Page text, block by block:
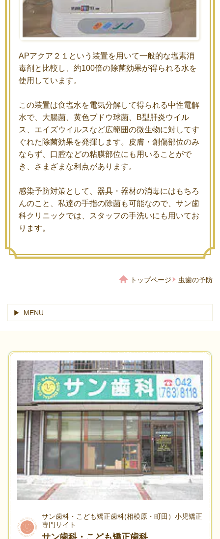
APアクア２１という装置を用いて一般的な塩素消
毒剤と比較し、約100倍の除菌効果が得られる水を
使用しています。
この装置は食塩水を電気分解して得られる中性電解
水で、大腸菌、黄色ブドウ球菌、B型肝炎ウイル
ス、エイズウイルスなど広範囲の微生物に対してす
ぐれた除菌効果を発揮します。皮膚・創傷部位のみ
ならず、口腔などの粘膜部位にも用いることがで
き、さまざまな利点があります。
感染予防対策として、器具・器材の消毒にはもちろ
んのこと、私達の手指の除菌も可能なので、サン歯
科クリニックでは、スタッフの手洗いにも用いてお
ります。
トップページ 虫歯の予防
MENU
サン歯科・こども矯正歯科(相模原・町田）小児矯正
専門サイト
サン歯科・こども矯正歯科